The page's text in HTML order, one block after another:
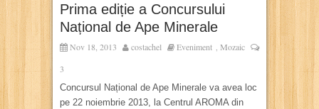
Prima ediție a Concursului
Național de Ape Minerale
Nov 18, 2013 costachel Eveniment , Mozaic
3
Concursul Național de Ape Minerale va avea loc
pe 22 noiembrie 2013, la Centrul AROMA din